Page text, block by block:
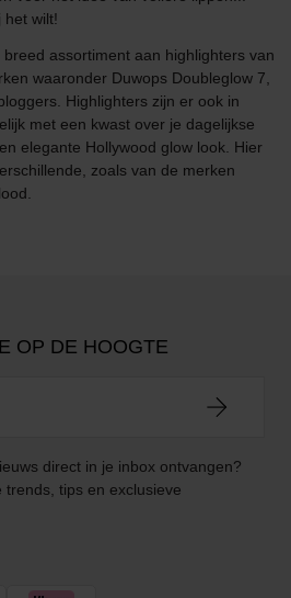
het wilt!
assortiment aan highlighters van
waaronder Duwops Doubleglow 7,
Highlighters zijn er ook in
met een kwast over je dagelijkse
elegante Hollywood glow look. Hier
zoals van de merken
OP DE HOOGTE
direct in je inbox ontvangen?
tips en exclusieve